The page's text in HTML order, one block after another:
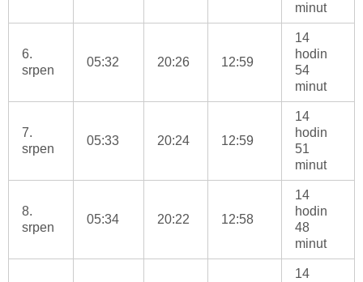
minut
6.
srpen
05:32 20:26 12:59
14
hodin
54
minut
7.
srpen
05:33 20:24 12:59
14
hodin
51
minut
8.
srpen
05:34 20:22 12:58
14
hodin
48
minut
14